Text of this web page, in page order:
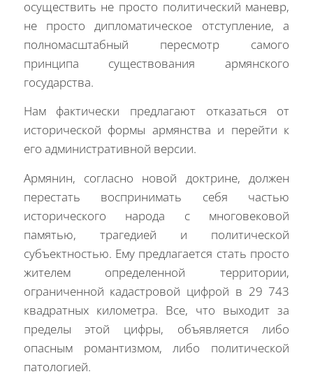
осуществить не просто политический маневр,
не просто дипломатическое отступление, а
полномасштабный пересмотр самого
принципа существования армянского
государства.
Нам фактически предлагают отказаться от
исторической формы армянства и перейти к
его административной версии.
Армянин, согласно новой доктрине, должен
перестать воспринимать себя частью
исторического народа с многовековой
памятью, трагедией и политической
субъектностью. Ему предлагается стать просто
жителем определенной территории,
ограниченной кадастровой цифрой в 29 743
квадратных километра. Все, что выходит за
пределы этой цифры, объявляется либо
опасным романтизмом, либо политической
патологией.